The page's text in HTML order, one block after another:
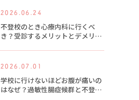
2026.06.24
不登校のとき心療内科に行くべ
き？受診するメリットとデメリッ
2026.07.01
学校に行けないほどお腹が痛いの
はなぜ？過敏性腸症候群と不登校